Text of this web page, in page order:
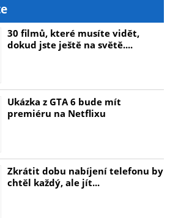
30 filmů, které musíte vidět,
dokud jste ještě na světě....
Ukázka z GTA 6 bude mít
premiéru na Netflixu
Zkrátit dobu nabíjení telefonu by
chtěl každý, ale jít...